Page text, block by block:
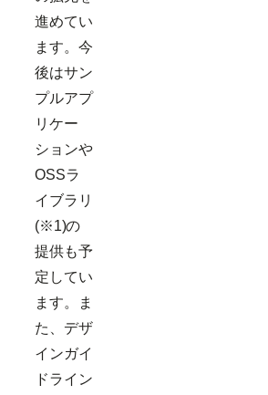
進めてい
ます。今
後はサン
プルアプ
リケー
ションや
OSSラ
イブラリ
(※1)の
提供も予
定してい
ます。ま
た、デザ
インガイ
ドライン